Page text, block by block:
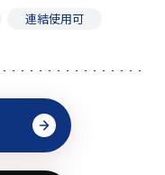
連結使用可